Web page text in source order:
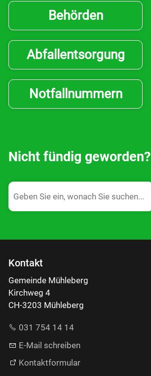
Behörden
Abfallentsorgung
Notfallnummern
Nicht fündig geworden?
Kontakt
Gemeinde Mühleberg
Kirchweg 4
CH-3203 Mühleberg
031 754 14 14
E-Mail schreiben
Kontaktformular